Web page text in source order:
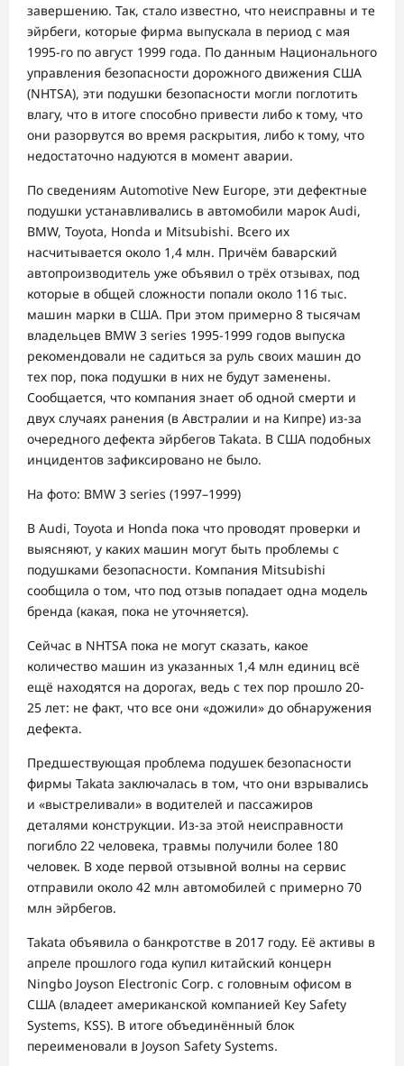
завершению. Так, стало известно, что неисправны и те
эйрбеги, которые фирма выпускала в период с мая
1995-го по август 1999 года. По данным Национального
управления безопасности дорожного движения США
(NHTSA), эти подушки безопасности могли поглотить
влагу, что в итоге способно привести либо к тому, что
они разорвутся во время раскрытия, либо к тому, что
недостаточно надуются в момент аварии.
По сведениям Automotive New Europe, эти дефектные
подушки устанавливались в автомобили марок Audi,
BMW, Toyota, Honda и Mitsubishi. Всего их
насчитывается около 1,4 млн. Причём баварский
автопроизводитель уже объявил о трёх отзывах, под
которые в общей сложности попали около 116 тыс.
машин марки в США. При этом примерно 8 тысячам
владельцев BMW 3 series 1995-1999 годов выпуска
рекомендовали не садиться за руль своих машин до
тех пор, пока подушки в них не будут заменены.
Сообщается, что компания знает об одной смерти и
двух случаях ранения (в Австралии и на Кипре) из-за
очередного дефекта эйрбегов Takata. В США подобных
инцидентов зафиксировано не было.
На фото: BMW 3 series (1997–1999)
В Audi, Toyota и Honda пока что проводят проверки и
выясняют, у каких машин могут быть проблемы с
подушками безопасности. Компания Mitsubishi
сообщила о том, что под отзыв попадает одна модель
бренда (какая, пока не уточняется).
Сейчас в NHTSA пока не могут сказать, какое
количество машин из указанных 1,4 млн единиц всё
ещё находятся на дорогах, ведь с тех пор прошло 20-
25 лет: не факт, что все они «дожили» до обнаружения
дефекта.
Предшествующая проблема подушек безопасности
фирмы Takata заключалась в том, что они взрывались
и «выстреливали» в водителей и пассажиров
деталями конструкции. Из-за этой неисправности
погибло 22 человека, травмы получили более 180
человек. В ходе первой отзывной волны на сервис
отправили около 42 млн автомобилей с примерно 70
млн эйрбегов.
Takata объявила о банкротстве в 2017 году. Её активы в
апреле прошлого года купил китайский концерн
Ningbo Joyson Electronic Corp. с головным офисом в
США (владеет американской компанией Key Safety
Systems, KSS). В итоге объединённый блок
переименовали в Joyson Safety Systems.